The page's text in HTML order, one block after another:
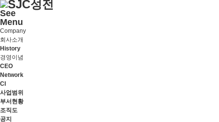
See
Menu
Company
회사소개
History
경영이념
CEO
Network
CI
사업범위
부서현황
조직도
공지